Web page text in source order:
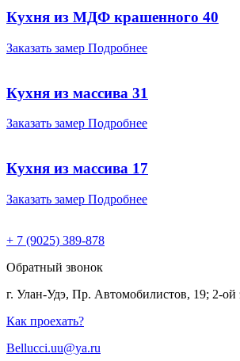
Кухня из МДФ крашенного 40
Заказать замер Подробнее
Кухня из массива 31
Заказать замер Подробнее
Кухня из массива 17
Заказать замер Подробнее
+ 7 (9025) 389-878
Обратный звонок
г. Улан-Удэ, Пр. Автомобилистов, 19; 2-
Как проехать?
Bellucci.uu@ya.ru